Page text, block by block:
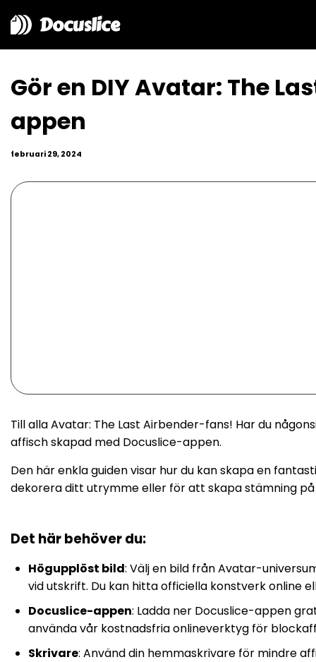
Docuslice
Gör en DIY Avatar: The
appen
februari 29, 2024
Till alla Avatar: The Last Airbender-fans! Har du
affisch skapad med Docuslice-appen.
Den här enkla guiden visar hur du kan skapa en
dekorera ditt utrymme eller för att skapa stämning
Det här behöver du:
Högupplöst bild: Välj en bild från Avatar-
vid utskrift. Du kan hitta officiella konstverk online
Docuslice-appen: Ladda ner Docuslice-appen
använda vår kostnadsfria onlineverktyg för
Skrivare: Använd din hemmaskrivare för mindre